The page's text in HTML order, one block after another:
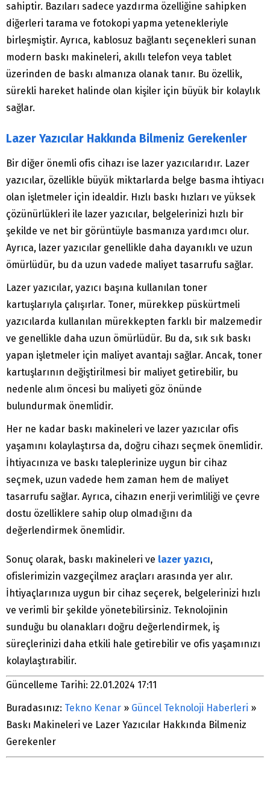
sahiptir. Bazıları sadece yazdırma özelliğine sahipken
diğerleri tarama ve fotokopi yapma yetenekleriyle
birleşmiştir. Ayrıca, kablosuz bağlantı seçenekleri sunan
modern baskı makineleri, akıllı telefon veya tablet
üzerinden de baskı almanıza olanak tanır. Bu özellik,
sürekli hareket halinde olan kişiler için büyük bir kolaylık
sağlar.
Lazer Yazıcılar Hakkında Bilmeniz Gerekenler
Bir diğer önemli ofis cihazı ise lazer yazıcılarıdır. Lazer
yazıcılar, özellikle büyük miktarlarda belge basma ihtiyacı
olan işletmeler için idealdir. Hızlı baskı hızları ve yüksek
çözünürlükleri ile lazer yazıcılar, belgelerinizi hızlı bir
şekilde ve net bir görüntüyle basmanıza yardımcı olur.
Ayrıca, lazer yazıcılar genellikle daha dayanıklı ve uzun
ömürlüdür, bu da uzun vadede maliyet tasarrufu sağlar.
Lazer yazıcılar, yazıcı başına kullanılan toner
kartuşlarıyla çalışırlar. Toner, mürekkep püskürtmeli
yazıcılarda kullanılan mürekkepten farklı bir malzemedir
ve genellikle daha uzun ömürlüdür. Bu da, sık sık baskı
yapan işletmeler için maliyet avantajı sağlar. Ancak, toner
kartuşlarının değiştirilmesi bir maliyet getirebilir, bu
nedenle alım öncesi bu maliyeti göz önünde
bulundurmak önemlidir.
Her ne kadar baskı makineleri ve lazer yazıcılar ofis
yaşamını kolaylaştırsa da, doğru cihazı seçmek önemlidir.
İhtiyacınıza ve baskı taleplerinize uygun bir cihaz
seçmek, uzun vadede hem zaman hem de maliyet
tasarrufu sağlar. Ayrıca, cihazın enerji verimliliği ve çevre
dostu özelliklere sahip olup olmadığını da
değerlendirmek önemlidir.
Sonuç olarak, baskı makineleri ve lazer yazıcı,
ofislerimizin vazgeçilmez araçları arasında yer alır.
İhtiyaçlarınıza uygun bir cihaz seçerek, belgelerinizi hızlı
ve verimli bir şekilde yönetebilirsiniz. Teknolojinin
sunduğu bu olanakları doğru değerlendirmek, iş
süreçlerinizi daha etkili hale getirebilir ve ofis yaşamınızı
kolaylaştırabilir.
Güncelleme Tarihi: 22.01.2024 17:11
Buradasınız: Tekno Kenar » Güncel Teknoloji Haberleri »
Baskı Makineleri ve Lazer Yazıcılar Hakkında Bilmeniz
Gerekenler